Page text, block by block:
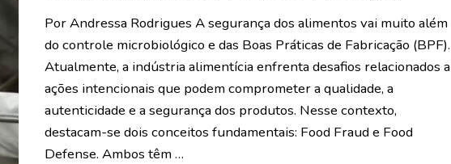
Por Andressa Rodrigues A segurança dos alimentos vai muito além
do controle microbiológico e das Boas Práticas de Fabricação (BPF).
Atualmente, a indústria alimentícia enfrenta desafios relacionados a
ações intencionais que podem comprometer a qualidade, a
autenticidade e a segurança dos produtos. Nesse contexto,
destacam-se dois conceitos fundamentais: Food Fraud e Food
Defense. Ambos têm …